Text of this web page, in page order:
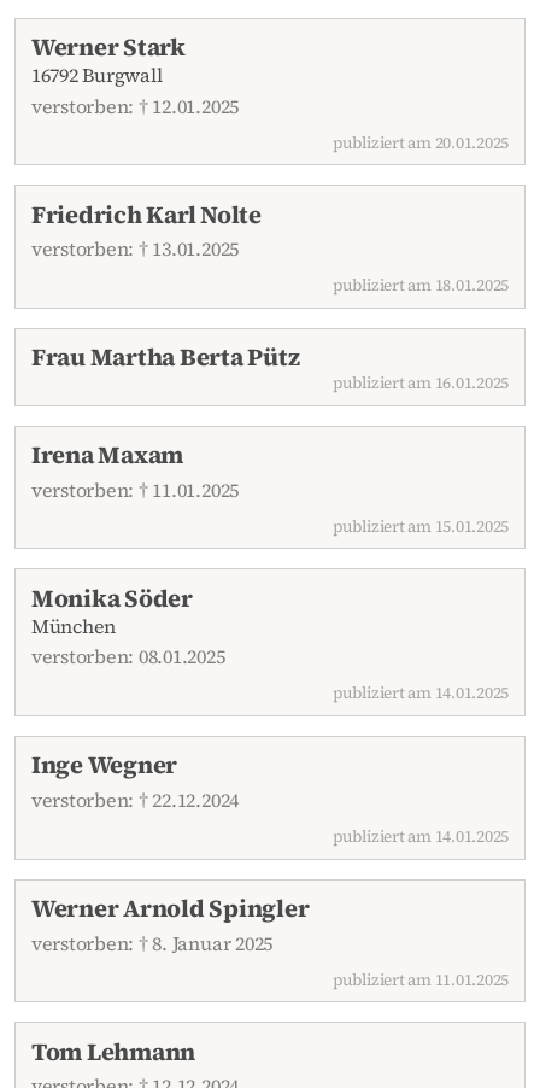
Werner Stark
16792 Burgwall
verstorben: † 12.01.2025
publiziert am 20.01.2025
Friedrich Karl Nolte
verstorben: † 13.01.2025
publiziert am 18.01.2025
Frau Martha Berta Pütz
publiziert am 16.01.2025
Irena Maxam
verstorben: † 11.01.2025
publiziert am 15.01.2025
Monika Söder
München
verstorben: 08.01.2025
publiziert am 14.01.2025
Inge Wegner
verstorben: † 22.12.2024
publiziert am 14.01.2025
Werner Arnold Spingler
verstorben: † 8. Januar 2025
publiziert am 11.01.2025
Tom Lehmann